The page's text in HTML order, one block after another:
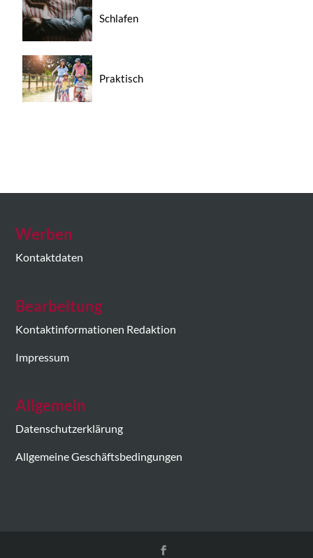
Schlafen
Praktisch
Werben
Kontaktdaten
Bearbeitung
Kontaktinformationen Redaktion
Impressum
Allgemein
Datenschutzerklärung
Allgemeine Geschäftsbedingungen